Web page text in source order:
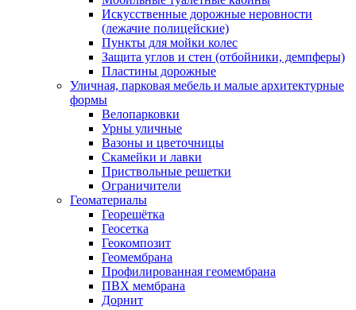
Искусственные дорожные неровности
(лежачие полицейские)
Пункты для мойки колес
Защита углов и стен (отбойники, демпферы)
Пластины дорожные
Уличная, парковая мебель и малые архитектурные
формы
Велопарковки
Урны уличные
Вазоны и цветочницы
Скамейки и лавки
Приствольные решетки
Ограничители
Геоматериалы
Георешётка
Геосетка
Геокомпозит
Геомембрана
Профилированная геомембрана
ПВХ мембрана
Дорнит